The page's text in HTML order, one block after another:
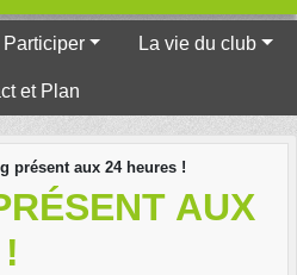
Participer La vie du club
et Plan
présent aux 24 heures !
AUX